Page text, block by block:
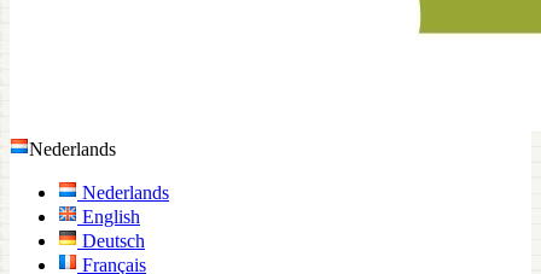
Nederlands
Nederlands
English
Deutsch
Français